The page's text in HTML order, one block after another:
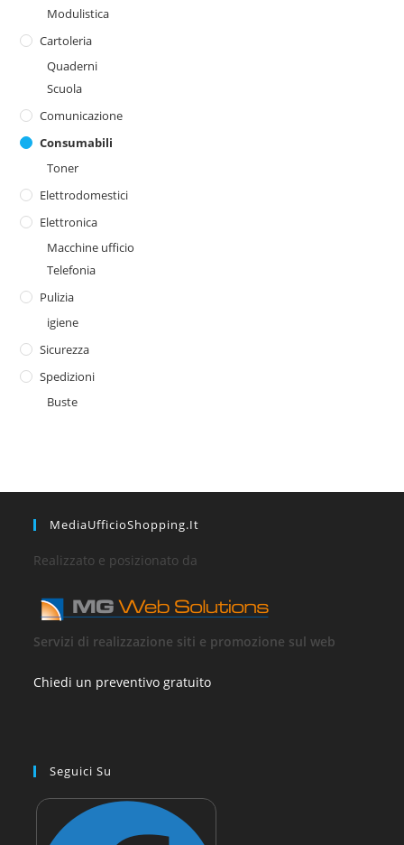
Modulistica
Cartoleria
Quaderni
Scuola
Comunicazione
Consumabili
Toner
Elettrodomestici
Elettronica
Macchine ufficio
Telefonia
Pulizia
igiene
Sicurezza
Spedizioni
Buste
MediaUfficioShopping.it
Realizzato e posizionato da
Servizi di realizzazione siti e promozione sul web
Chiedi un preventivo gratuito
Seguici Su